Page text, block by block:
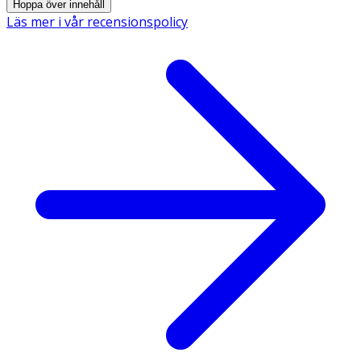
Hoppa över innehåll
Läs mer i vår recensionspolicy